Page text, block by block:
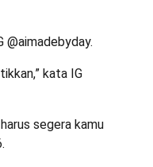
@aimadebyday.
kata IG
segera kamu